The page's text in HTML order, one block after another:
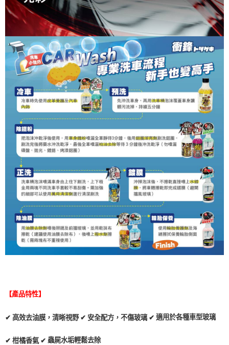
【產品特性】
✔ 高效去油膜，清晰視野 ✔ 安全配方，不傷玻璃 ✔ 適用於各種車型玻璃
✔ 柑橘香氣 ✔ 蟲屍水垢輕鬆去除